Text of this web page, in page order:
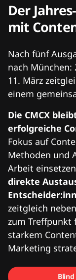
Der
mit
Nach fünf
nach München:
11. März
einem
Die CMCX
erfolgreiche
Fokus auf
Methoden und
Arbeit
direkte
zeitgleich
zum Treffpunkt
starkem
Marketing
Blind